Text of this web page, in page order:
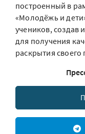
построенный в
«Молодёжь и
учеников, создав
для получения
раскрытия своего